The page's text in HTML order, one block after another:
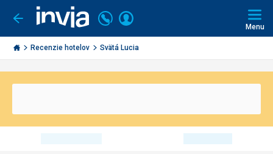
Ísť
späť
Invia.sk
Volajte
+421
2
3221
Prihlásiť
Menu
Recenzie hotelov Svätá Lucia